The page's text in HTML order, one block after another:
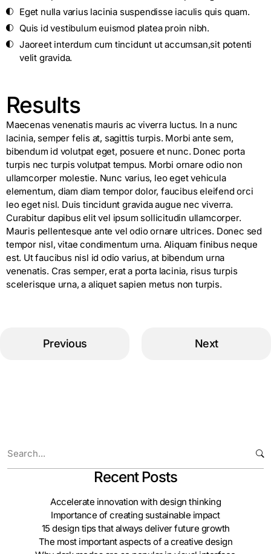
Eget nulla varius lacinia suspendisse iaculis quis quam.
Quis id vestibulum euismod platea proin nibh.
Jaoreet interdum cum tincidunt ut accumsan,sit potenti
velit gravida.
Results
Maecenas venenatis mauris ac viverra luctus. In a nunc
lacinia, semper felis at, sagittis turpis. Morbi ante sem,
bibendum id volutpat eget, posuere et nunc. Donec porta
turpis nec turpis volutpat tempus. Morbi ornare odio non
ullamcorper molestie. Nunc varius, leo eget vehicula
elementum, diam diam tempor dolor, faucibus eleifend orci
leo eget nisl. Duis tincidunt gravida augue nec viverra.
Curabitur dapibus elit vel ipsum sollicitudin ullamcorper.
Mauris pellentesque ante vel odio ornare ultrices. Donec sed
tempor nisl, vitae condimentum urna. Aliquam finibus neque
est. Ut faucibus nisl id odio varius, at bibendum urna
venenatis. Cras semper, erat a porta lacinia, risus turpis
scelerisque urna, a aliquet sapien metus non turpis.
Previous Next
Recent Posts
Accelerate innovation with design thinking
Importance of creating sustainable impact
15 design tips that always deliver future growth
The most important aspects of a creative design